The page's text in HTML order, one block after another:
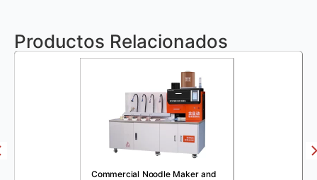
Productos Relacionados
Commercial Noodle Maker and